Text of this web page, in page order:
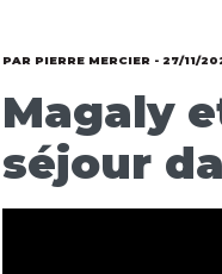
PAR PIERRE MERCIER - 27/11/
Magaly
séjour